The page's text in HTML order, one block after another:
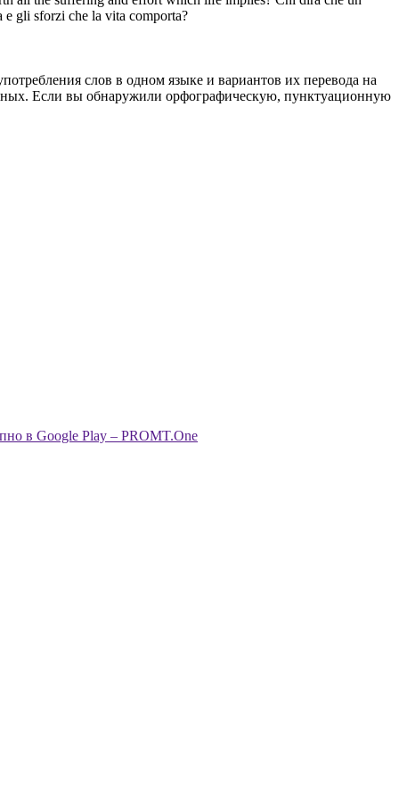
e gli sforzi che la vita comporta?
слов в одном языке и вариантов их перевода на
Если вы обнаружили орфографическую, пунктуационную